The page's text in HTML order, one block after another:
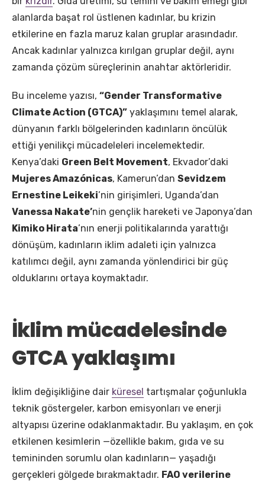
alanlarda başat rol üstlenen kadınlar, bu krizin
etkilerine en fazla maruz kalan gruplar arasındadır.
Ancak kadınlar yalnızca kırılgan gruplar değil, aynı
zamanda çözüm süreçlerinin anahtar aktörleridir.
Bu inceleme yazısı, “Gender Transformative
Climate Action (GTCA)” yaklaşımını temel alarak,
dünyanın farklı bölgelerinden kadınların öncülük
ettiği yenilikçi mücadeleleri incelemektedir.
Kenya’daki Green Belt Movement, Ekvador’daki
Mujeres Amazónicas, Kamerun’dan Sevidzem
Ernestine Leikeki’nin girişimleri, Uganda’dan
Vanessa Nakate’nin gençlik hareketi ve Japonya’dan
Kimiko Hirata’nın enerji politikalarında yarattığı
dönüşüm, kadınların iklim adaleti için yalnızca
katılımcı değil, aynı zamanda yönlendirici bir güç
olduklarını ortaya koymaktadır.
İklim mücadelesinde
GTCA yaklaşımı
İklim değişikliğine dair küresel tartışmalar çoğunlukla
teknik göstergeler, karbon emisyonları ve enerji
altyapısı üzerine odaklanmaktadır. Bu yaklaşım, en çok
etkilenen kesimlerin —özellikle bakım, gıda ve su
temininden sorumlu olan kadınların— yaşadığı
gerçekleri gölgede bırakmaktadır. FAO verilerine